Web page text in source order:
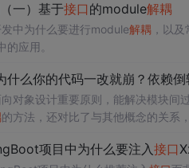
（一）基于接口 的module解耦
中为什么要进行module解耦，以及
的应用。
什么你的代码一改就崩？依赖
对象设计重要原则，能解决模块间
的方法，还对比了与其他概念的关系
项目中为什么要注入接口